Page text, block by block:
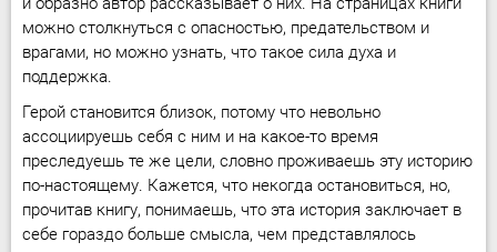
можно столкнуться с опасностью, предательством и
врагами, но можно узнать, что такое сила духа и
поддержка.
Герой становится близок, потому что невольно
ассоциируешь себя с ним и на какое-то время
преследуешь те же цели, словно проживаешь эту историю
по-настоящему. Кажется, что некогда остановиться, но,
прочитав книгу, понимаешь, что эта история заключает в
себе гораздо больше смысла, чем представлялось